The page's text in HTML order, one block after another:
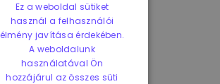
Ez a weboldal sütiket
használ a felhasználói
élmény javítása érdekében.
A weboldalunk
használatával Ön
hozzájárul az összes süti